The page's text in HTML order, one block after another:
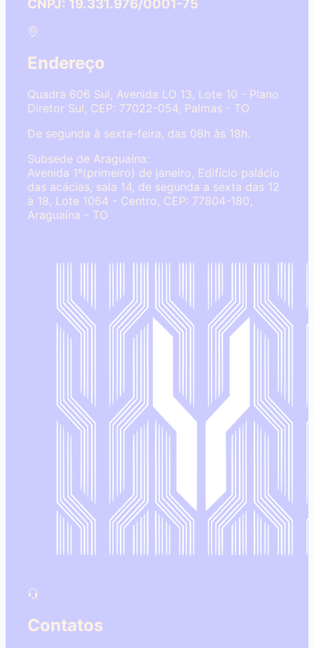
CNPJ: 19.331.976/0001-75
Endereço
Quadra 606 Sul, Avenida LO 13, Lote 10 - Plano
Diretor Sul, CEP: 77022-054, Palmas - TO
De segunda à sexta-feira, das 08h às 18h.
Subsede de Araguaína:
Avenida 1º(primeiro) de janeiro, Edifício palácio
das acácias, sala 14, de segunda a sexta das 12
à 18, Lote 1064 - Centro, CEP: 77804-180,
Araguaína - TO
Contatos